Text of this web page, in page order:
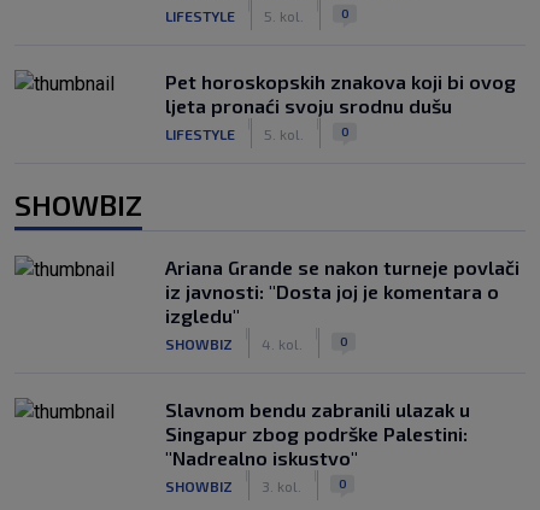
LIFESTYLE 5. kol. 0
Pet horoskopskih znakova koji bi ovog
ljeta pronaći svoju srodnu dušu
LIFESTYLE 5. kol. 0
SHOWBIZ
Ariana Grande se nakon turneje povlači
iz javnosti: "Dosta joj je komentara o
izgledu"
SHOWBIZ 4. kol. 0
Slavnom bendu zabranili ulazak u
Singapur zbog podrške Palestini:
"Nadrealno iskustvo"
SHOWBIZ 3. kol. 0